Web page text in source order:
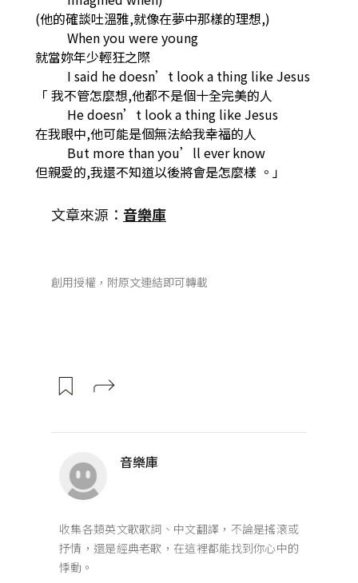
(他的確談吐溫雅,就像在夢中那樣的理想,)
When you were young
就當妳年少輕狂之際
I said he doesn’t look a thing like Jesus
「 我不管怎麼想,他都不是個十全完美的人
He doesn’t look a thing like Jesus
在我眼中,他可能是個無法給我幸福的人
But more than you’ll ever know
但親愛的,我還不知道以後將會是怎麼樣 。」
文章來源： 音樂庫
創用授權，附原文連結即可轉載
音樂庫
收集各類英文歌歌詞、中文翻譯，不論是搖滾或
抒情，還是經典老歌，在這裡都能找到你心中的
悸動。